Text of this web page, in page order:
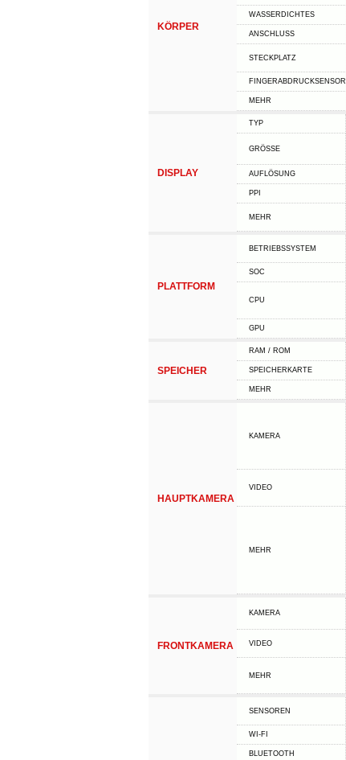
KÖRPER
WASSERDICHTES
ANSCHLUSS
STECKPLATZ
FINGERABDRUCKSENSOR
MEHR
DISPLAY
TYP
GRÖSSE
AUFLÖSUNG
PPI
MEHR
PLATTFORM
BETRIEBSSYSTEM
SOC
CPU
GPU
SPEICHER
RAM / ROM
SPEICHERKARTE
MEHR
HAUPTKAMERA
KAMERA
VIDEO
MEHR
FRONTKAMERA
KAMERA
VIDEO
MEHR
SENSOREN
WI-FI
BLUETOOTH